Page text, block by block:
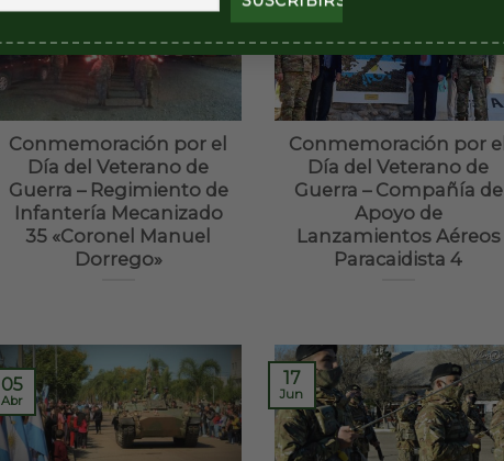
Conmemoración por el
Día del Veterano de
Guerra – Regimiento de
Infantería Mecanizado
35 «Coronel Manuel
Dorrego»
Conmemoración por el
Día del Veterano de
Guerra – Compañía de
Apoyo de
Lanzamientos Aéreos
Paracaidista 4
05
05
Abr
17
Jun